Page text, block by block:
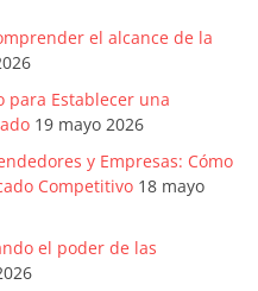
el alcance de la
para Establecer una
19 mayo 2026
y Empresas: Cómo
Competitivo 18 mayo
el poder de las